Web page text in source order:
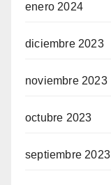
enero 2024
diciembre 2023
noviembre 2023
octubre 2023
septiembre 2023